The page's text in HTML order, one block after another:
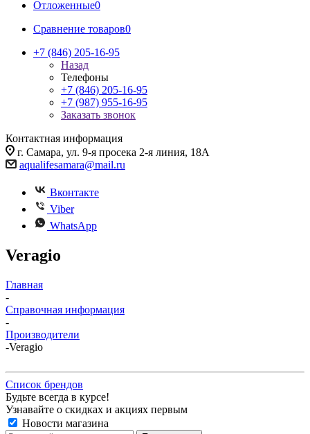
Отложенные0
Сравнение товаров0
+7 (846) 205-16-95
Назад
Телефоны
+7 (846) 205-16-95
+7 (987) 955-16-95
Заказать звонок
Контактная информация
г. Самара, ул. 9-я просека 2-я линия, 18А
aqualifesamara@mail.ru
Вконтакте
Viber
WhatsApp
Veragio
Главная
-
Справочная информация
-
Производители
-Veragio
Список брендов
Будьте всегда в курсе!
Узнавайте о скидках и акциях первым
Новости магазина